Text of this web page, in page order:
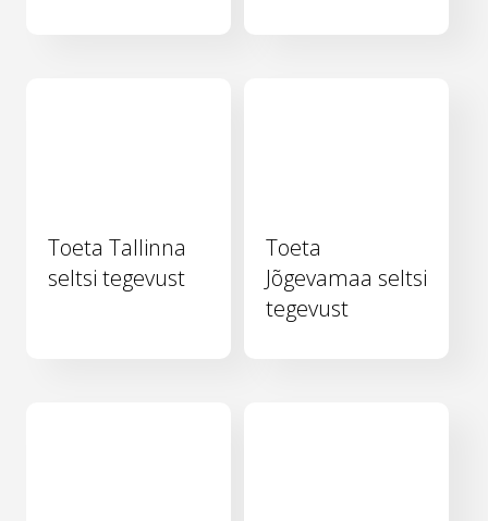
Toeta Tallinna
seltsi tegevust
Toeta
Jõgevamaa seltsi
tegevust